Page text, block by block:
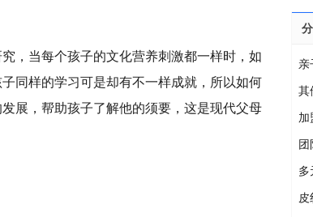
当每个孩子的文化营养刺激都一样时，如
同样的学习可是却有不一样成就，所以如何
展，帮助孩子了解他的须要，这是现代父母
亲
其
加
团
多